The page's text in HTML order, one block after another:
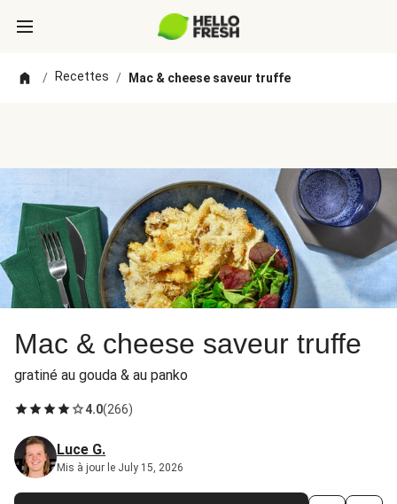
/ Recettes / Mac & cheese saveur truffe
Mac & cheese saveur truffe
gratiné au gouda & au panko
4.0(266)
Luce G.
Mis à jour le July 15, 2026